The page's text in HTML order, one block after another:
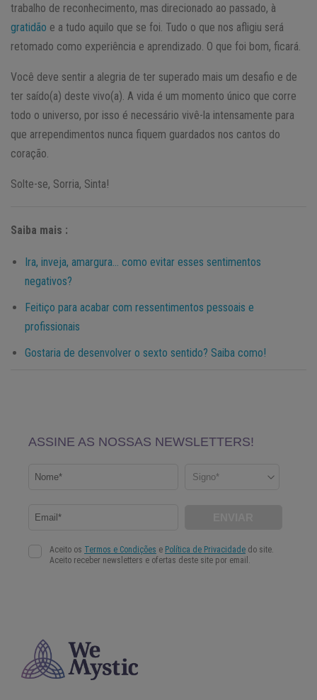
trabalho de reconhecimento, mas direcionado ao passado, à
gratidão e a tudo aquilo que se foi. Tudo o que nos afligiu será
retomado como experiência e aprendizado. O que foi bom, ficará.
Você deve sentir a alegria de ter superado mais um desafio e de
ter saído(a) deste vivo(a). A vida é um momento único que corre
todo o universo, por isso é necessário vivê-la intensamente para
que arrependimentos nunca fiquem guardados nos cantos do
coração.
Solte-se, Sorria, Sinta!
Saiba mais :
Ira, inveja, amargura… como evitar esses sentimentos
negativos?
Feitiço para acabar com ressentimentos pessoais e
profissionais
Gostaria de desenvolver o sexto sentido? Saiba como!